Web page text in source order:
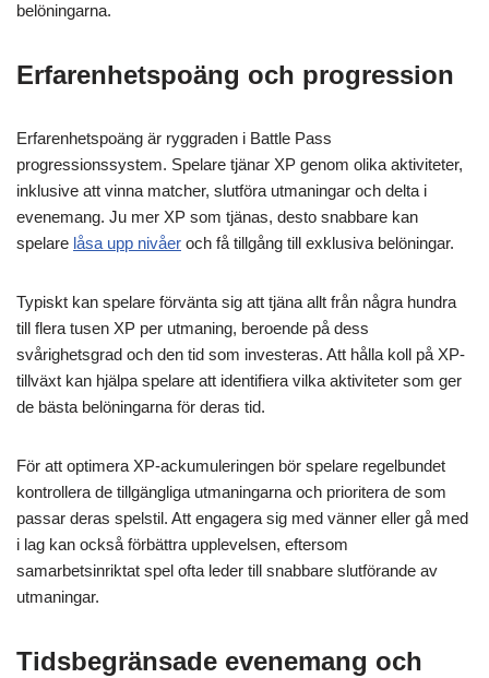
belöningarna.
Erfarenhetspoäng och progression
Erfarenhetspoäng är ryggraden i Battle Pass
progressionssystem. Spelare tjänar XP genom olika aktiviteter,
inklusive att vinna matcher, slutföra utmaningar och delta i
evenemang. Ju mer XP som tjänas, desto snabbare kan
spelare låsa upp nivåer och få tillgång till exklusiva belöningar.
Typiskt kan spelare förvänta sig att tjäna allt från några hundra
till flera tusen XP per utmaning, beroende på dess
svårighetsgrad och den tid som investeras. Att hålla koll på XP-
tillväxt kan hjälpa spelare att identifiera vilka aktiviteter som ger
de bästa belöningarna för deras tid.
För att optimera XP-ackumuleringen bör spelare regelbundet
kontrollera de tillgängliga utmaningarna och prioritera de som
passar deras spelstil. Att engagera sig med vänner eller gå med
i lag kan också förbättra upplevelsen, eftersom
samarbetsinriktat spel ofta leder till snabbare slutförande av
utmaningar.
Tidsbegränsade evenemang och